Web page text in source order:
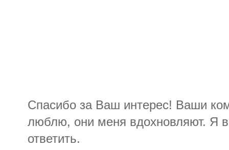
Спасибо за Ваш интерес! Ваши
люблю, они меня вдохновляют. Я
ответить.